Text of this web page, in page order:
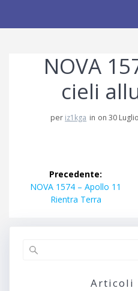
NOVA
cieli
per iz1kga in on 30
Navigazione
articoli
Precedente:
Articolo
precedente:
NOVA 1574 – Apollo 11
Rientra Terra
Articoli